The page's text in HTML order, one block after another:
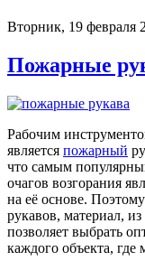
Вторник, 19 февраля
Пожарные
Рабочим
является пожарный
что самым
очагов возгорания
на её основе.
рукавов, материал,
позволяет выбрать
каждого объекта,